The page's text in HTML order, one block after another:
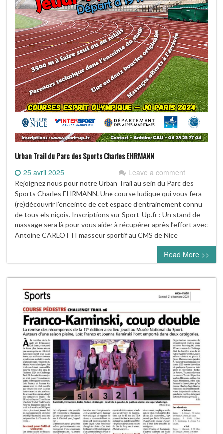
Urban Trail du Parc des Sports Charles EHRMANN
25 avril 2025 Leave a comment
Rejoignez nous pour notre Urban Trail au sein du Parc des
Sports Charles EHRMANN. Une course ludique qui vous fera
(re)découvrir l’enceinte de cet espace d’entrainement connu
de tous els niçois. Inscriptions sur Sport-Up.fr : Un stand de
massage sera là pour vous aider à récupérer après l’effort avec
Antoine CARLOTTI masseur sportif au CMS de Nice
Read More >>